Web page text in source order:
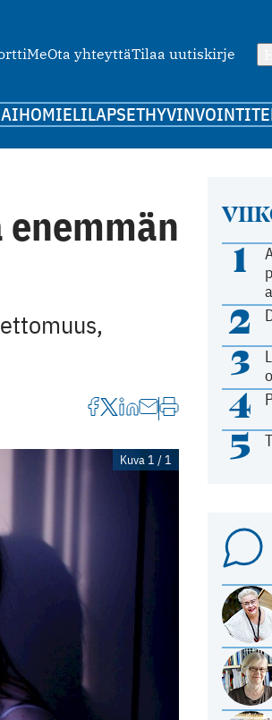
MeOta yhteyttäTilaa uutiskirje
IHOMIELILAPSETHYVINVOINTI
1
2
3
4
5
Kuva 1 / 1